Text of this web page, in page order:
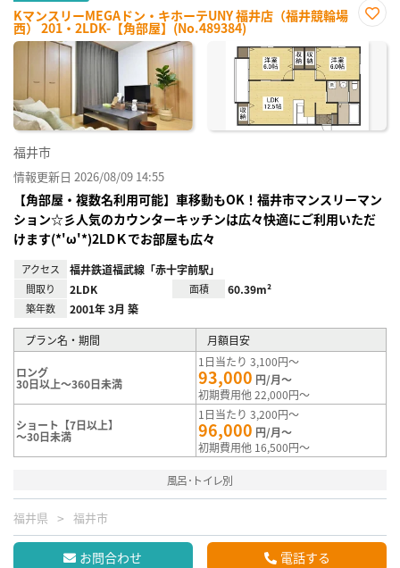
KマンスリーMEGAドン・キホーテUNY 福井店（福井競輪場
西） 201・2LDK-【角部屋】(No.489384)
に入
り登
録
福井市
情報更新日 2026/08/09 14:55
【角部屋・複数名利用可能】車移動もOK！福井市マンスリーマン
ション☆彡人気のカウンターキッチンは広々快適にご利用いただ
けます(*'ω'*)2LDＫでお部屋も広々
アクセス 福井鉄道福武線「赤十字前駅」
間取り 2LDK 面積 60.39m²
築年数 2001年 3月 築
プラン名・期間 月額目安
ロング
30日以上～360日未満
1日当たり 3,100円～
93,000 円/月～
初期費用他 22,000円～
ショート【7日以上】
～30日未満
1日当たり 3,200円～
96,000 円/月～
初期費用他 16,500円～
風呂･トイレ別
福井県 福井市
お問合わせ 電話する